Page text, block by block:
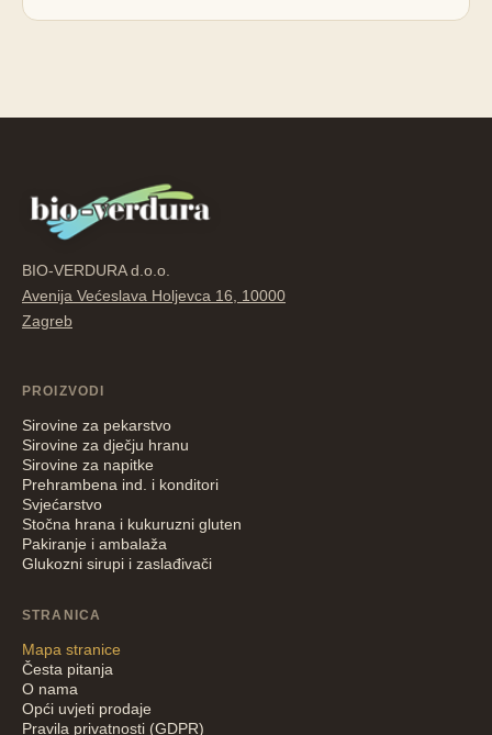
BIO-VERDURA d.o.o.
Avenija Većeslava Holjevca 16, 10000
Zagreb
PROIZVODI
Sirovine za pekarstvo
Sirovine za dječju hranu
Sirovine za napitke
Prehrambena ind. i konditori
Svjećarstvo
Stočna hrana i kukuruzni gluten
Pakiranje i ambalaža
Glukozni sirupi i zaslađivači
STRANICA
Mapa stranice
Česta pitanja
O nama
Opći uvjeti prodaje
Pravila privatnosti (GDPR)